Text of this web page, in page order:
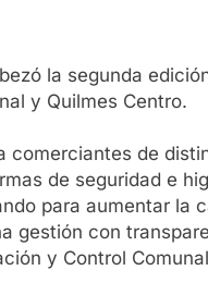
la segunda
y Quilmes Centro.
comerciantes de
de seguridad e
para aumentar
gestión con
y Control